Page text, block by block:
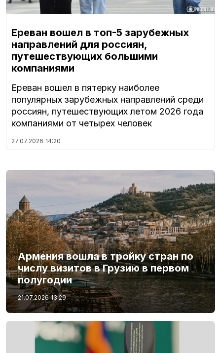
Ереван вошел в топ-5 зарубежных
направлений для россиян,
путешествующих большими
компаниями
Ереван вошел в пятерку наиболее
популярных зарубежных направлений среди
россиян, путешествующих летом 2026 года
компаниями от четырех человек
27.07.2026 14:20
Армения вошла в тройку стран по
числу визитов в Грузию в первом
полугодии
21.07.2026 13:29